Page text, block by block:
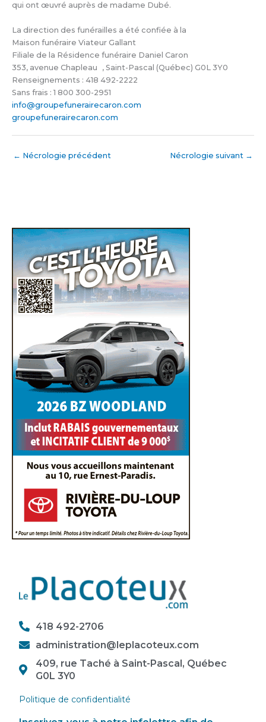
qui ont œuvré auprès de madame Dubé.
La direction des funérailles a été confiée à la
Maison funéraire Viateur Gallant
Filiale de la Résidence funéraire Daniel Caron
353, avenue Chapleau , Saint-Pascal (Québec) G0L 3Y0
Renseignements : 418 492-2222
Sans frais : 1 800 300-2951
info@groupefunerairecaron.com
groupefunerairecaron.com
← Nécrologie précédent Nécrologie suivant →
418 492-2706
administration@leplacoteux.com
409, rue Taché à Saint-Pascal, Québec
G0L 3Y0
Politique de confidentialité